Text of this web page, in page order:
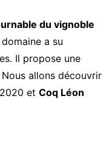
du vignoble
a su
Il propose une
Nous allons découvrir
2020 et Coq Léon